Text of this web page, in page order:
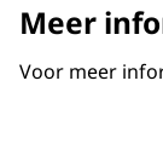
Meer
Voor meer